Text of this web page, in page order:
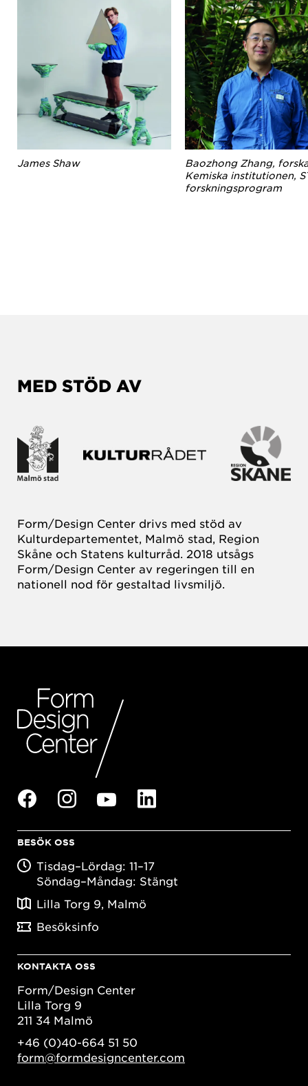
James Shaw
Baozhong Zhang,
Kemiska institutionen,
forskningsprogram
MED STÖD AV
Form/Design Center drivs med stöd av
Kulturdepartementet, Malmö stad, Region
Skåne och Statens kulturråd. 2018 utsågs
Form/Design Center av regeringen till en
nationell nod för gestaltad livsmiljö.
BESÖK OSS
Tisdag–Lördag: 11–17
Söndag–Måndag: Stängt
Lilla Torg 9, Malmö
Besöksinfo
KONTAKTA OSS
Form/Design Center
Lilla Torg 9
211 34 Malmö
+46 (0)40-664 51 50
form@formdesigncenter.com